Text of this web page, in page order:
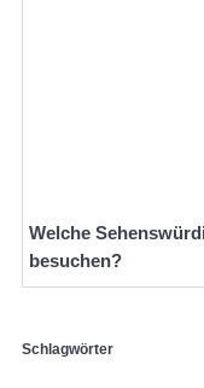
Welche
besuchen?
Schlagwörter